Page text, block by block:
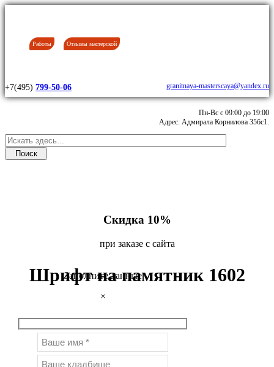
Работы Отзывы мастерской
+7(495) 799-50-06 granitnaya-masterscaya@yandex.ru
Пн-Вс с 09:00 до 19:00
Адрес: Адмирала Корнилова 35бс1.
Скидка 10%
при заказе с сайта
Шрифт на памятник 1602
Заполните данные
×